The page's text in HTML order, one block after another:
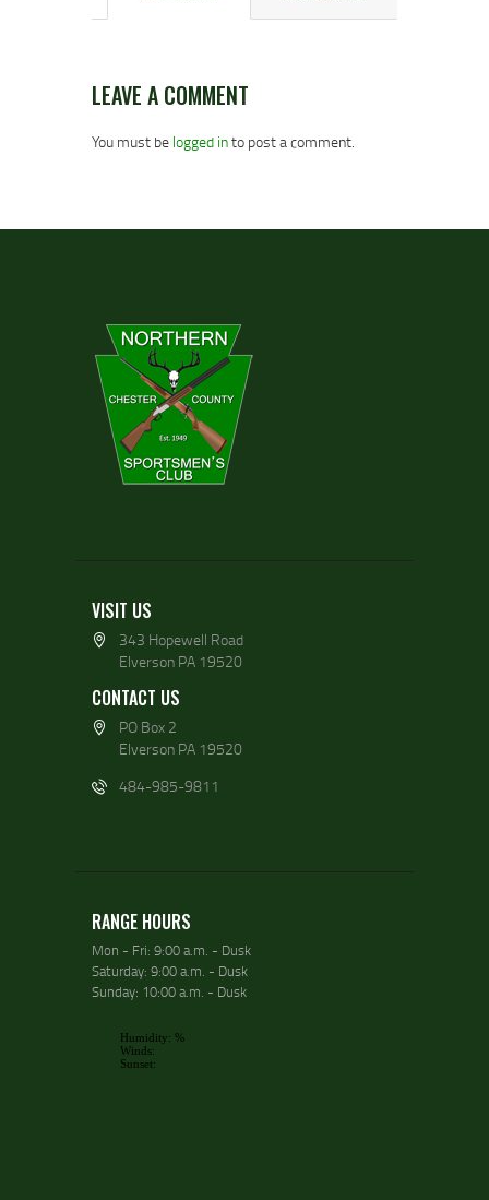
LEAVE A COMMENT
You must be logged into post a comment.
VISIT US
343 Hopewell Road
Elverson PA 19520
CONTACT US
PO Box 2
Elverson PA 19520
484-985-9811
RANGE HOURS
Mon - Fri: 9:00 a.m. - Dusk
Saturday: 9:00 a.m. - Dusk
Sunday: 10:00 a.m. - Dusk